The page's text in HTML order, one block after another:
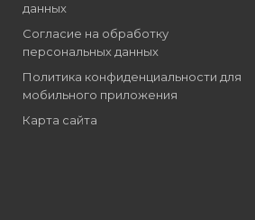
данных
Согласие на обработку
персональных данных
Политика конфиденциальности для
мобильного приложения
Карта сайта